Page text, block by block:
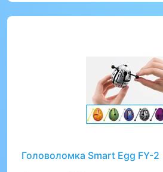
Головоломка Smart Egg FY-2